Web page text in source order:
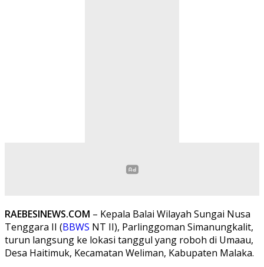
RAEBESINEWS.COM – Kepala Balai Wilayah Sungai Nusa
Tenggara II (BBWS NT II), Parlinggoman Simanungkalit,
turun langsung ke lokasi tanggul yang roboh di Umaau,
Desa Haitimuk, Kecamatan Weliman, Kabupaten Malaka.